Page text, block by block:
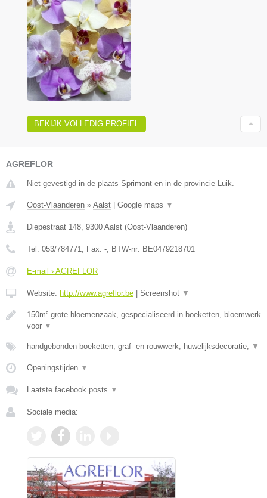
BEKIJK VOLLEDIG PROFIEL
AGREFLOR
Niet gevestigd in de plaats Sprimont en in de provincie Luik.
Oost-Vlaanderen » Aalst | Google maps ▼
Diepestraat 148 9300 Aalst (Oost-Vlaanderen)
Tel: 053/784771 , Fax: - , BTW-nr: BE0479218701
E-mail › AGREFLOR
Website: http://www.agreflor.be | Screenshot ▼
150m² grote bloemenzaak, gespecialiseerd in boeketten, bloemwerk
voor ▼
handgebonden boeketten, graf- en rouwwerk, huwelijksdecoratie, ▼
Openingstijden ▼
Laatste facebook posts ▼
Sociale media: